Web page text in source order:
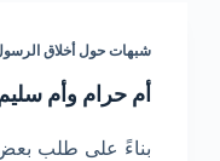
شبهات حول أخلاق
أم حرام وأم
بناءً على طلب